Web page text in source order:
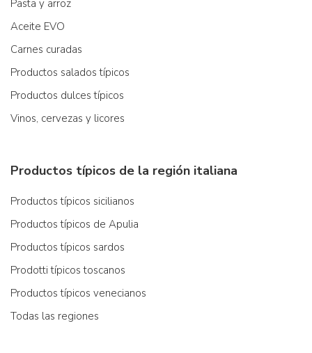
Pasta y arroz
Aceite EVO
Carnes curadas
Productos salados típicos
Productos dulces típicos
Vinos, cervezas y licores
Productos típicos de la región italiana
Productos típicos sicilianos
Productos típicos de Apulia
Productos típicos sardos
Prodotti típicos toscanos
Productos típicos venecianos
Todas las regiones